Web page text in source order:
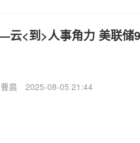
云<到>人事角力 美联储
曹晨 2025-08-05 21:44